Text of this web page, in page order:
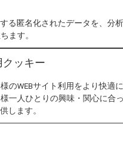
る匿名化されたデータを、分
ます。
ッキー
のWEBサイト利用をより快適
一人ひとりの興味・関心に合
します。